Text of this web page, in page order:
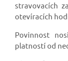
stravovacích
otevíracích
Povinnost
platností od